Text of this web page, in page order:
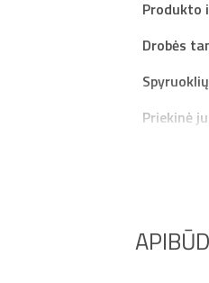
Produkto
Drobės
Priekinė